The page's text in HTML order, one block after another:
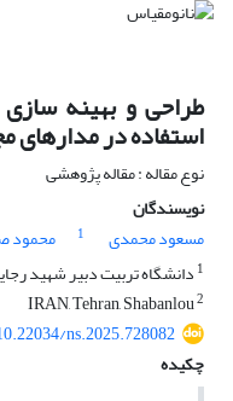
طراحی و بهینه سازی
استفاده در مدارهای
نوع مقاله : مقاله پژوهشی
نویسندگان
مسعود محمدی
1 محمود
1 دانشگاه تربیت دبیر شهید
2
ns.2025.728082
چکیده